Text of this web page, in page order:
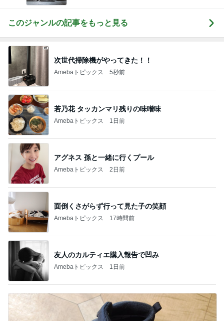
このジャンルの記事をもっと見る
次世代掃除機がやってきた！！
Amebaトピックス 5秒前
若乃花 タッカンマリ残りの味噌味
Amebaトピックス 1日前
アグネス 孫と一緒に行くプール
Amebaトピックス 2日前
面倒くさがらず行って見た子の笑顔
Amebaトピックス 17時間前
友人のカルティエ購入報告で凹み
Amebaトピックス 1日前